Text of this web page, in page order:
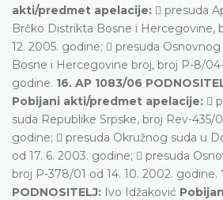
akti/predmet apelacije:  presuda
Brčko Distrikta Bosne i Hercegovine,
12. 2005. godine;  presuda
Bosne i Hercegovine broj, broj P-8/
godine. 16. AP 1083/06
Pobijani akti/predmet apelacije: 
suda Republike Srpske, broj Rev-435/
godine;  presuda Okružnog suda u
od 17. 6. 2003. godine;  presuda
broj P-378/01 od 14. 10. 2002. godine.
PODNOSITELJ: Ivo Idžaković